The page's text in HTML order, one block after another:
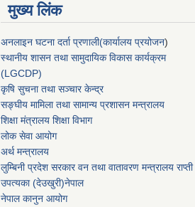
मुख्य लिंक
अनलाइन घटना दर्ता प्रणाली(कार्यालय प्रयोजन)
स्थानीय शासन तथा सामुदायिक विकास कार्यक्रम
(LGCDP)
कृषि सुचना तथा सञ्चार केन्द्र
सङ्घीय मामिला तथा सामान्य प्रशासन मन्त्रालय
शिक्षा मंत्रालय शिक्षा विभाग
लोक सेवा आयोग
अर्थ मन्त्रालय
लुम्बिनी प्रदेश सरकार वन तथा वातावरण मन्त्रालय राप्ती
उपत्यका (देउखुरी)नेपाल
नेपाल कानुन आयोग